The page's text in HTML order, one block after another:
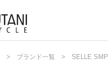
ブランド一覧 SELLE SMP